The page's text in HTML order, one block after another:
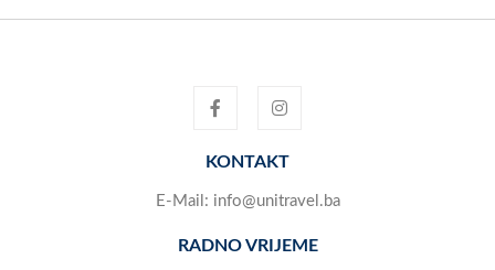
KONTAKT
E-Mail: info@unitravel.ba
RADNO VRIJEME